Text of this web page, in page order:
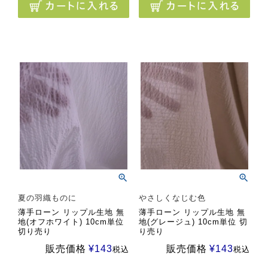
夏の羽織ものに
薄手ローン リップル生地 無
地(オフホワイト) 10cm単位
切り売り
販売価格 ¥143税込
やさしくなじむ色
薄手ローン リップル生地 無
地(グレージュ) 10cm単位 切
り売り
販売価格 ¥143税込